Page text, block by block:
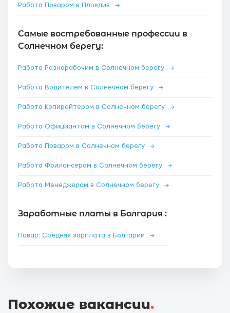
Работа Поваром в Пловдив →
Самые востребованные профессии в
Солнечном берегу:
Работа Разнорабочим в Солнечном берегу →
Работа Водителем в Солнечном берегу →
Работа Копирайтером в Солнечном берегу →
Работа Официантом в Солнечном берегу →
Работа Поваром в Солнечном берегу →
Работа Фрилансером в Солнечном берегу →
Работа Менеджером в Солнечном берегу →
Заработные платы в Болгария :
Повар: Средняя зарплата в Болгарии →
Похожие вакансии.